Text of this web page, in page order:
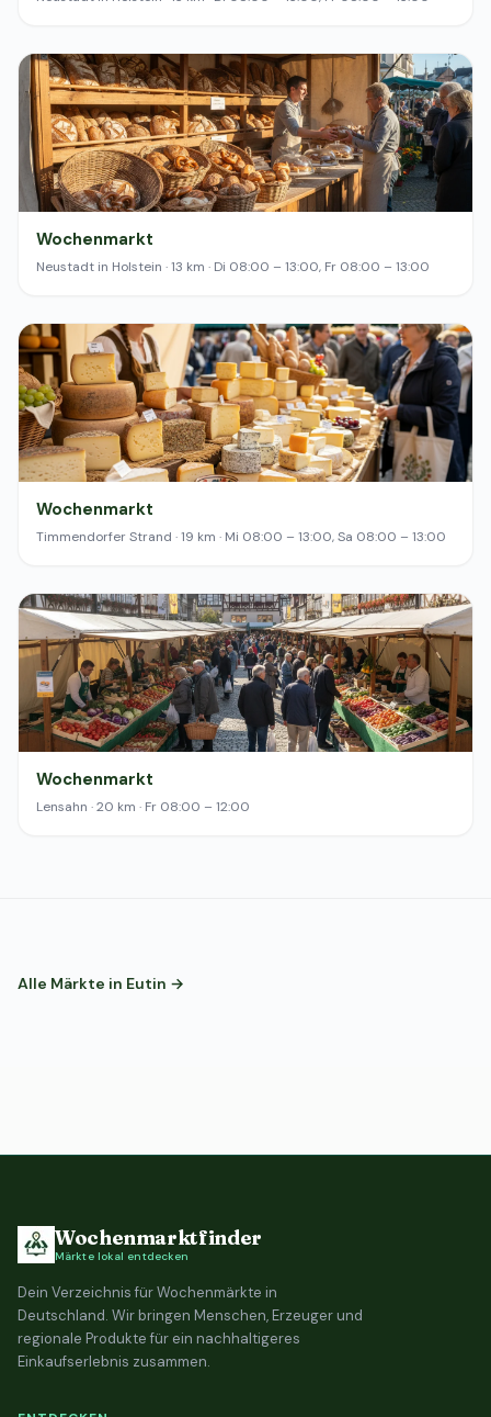
Wochenmarkt
Neustadt in Holstein · 13 km · Di 08:00 – 13:00, Fr 08:00 – 13:00
Wochenmarkt
Timmendorfer Strand · 19 km · Mi 08:00 – 13:00, Sa 08:00 – 13:00
Wochenmarkt
Lensahn · 20 km · Fr 08:00 – 12:00
Alle Märkte in Eutin →
Wochenmarktfinder
Märkte lokal entdecken
Dein Verzeichnis für Wochenmärkte in
Deutschland. Wir bringen Menschen, Erzeuger und
regionale Produkte für ein nachhaltigeres
Einkaufserlebnis zusammen.